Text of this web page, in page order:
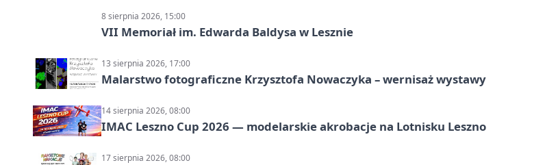
8 sierpnia 2026, 15:00
VII Memoriał im. Edwarda Baldysa w Lesznie
13 sierpnia 2026, 17:00
Malarstwo fotograficzne Krzysztofa Nowaczyka – wernisaż wystawy
14 sierpnia 2026, 08:00
IMAC Leszno Cup 2026 — modelarskie akrobacje na Lotnisku Leszno
17 sierpnia 2026, 08:00